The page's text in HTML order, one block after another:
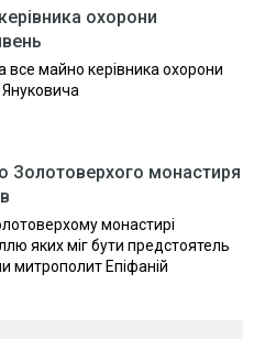
охорони
все майно керівника охорони
Януковича
Золотоверхого монастиря
монастирі
яких міг бути предстоятель
митрополит Епіфаній